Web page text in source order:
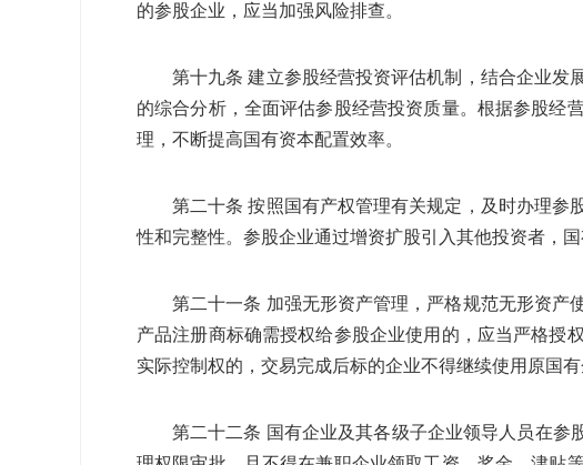
的参股企业，应当加强风险排查。
第十九条 建立参股经营投资评估机制，结合企业发
的综合分析，全面评估参股经营投资质量。根据参股经
理，不断提高国有资本配置效率。
第二十条 按照国有产权管理有关规定，及时办理参
性和完整性。参股企业通过增资扩股引入其他投资者，
第二十一条 加强无形资产管理，严格规范无形资产
产品注册商标确需授权给参股企业使用的，应当严格授
实际控制权的，交易完成后标的企业不得继续使用原国
第二十二条 国有企业及其各级子企业领导人员在参